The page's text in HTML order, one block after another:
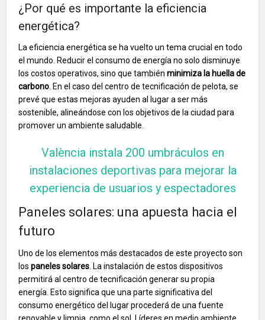
¿Por qué es importante la eficiencia
energética?
La eficiencia energética se ha vuelto un tema crucial en todo
el mundo. Reducir el consumo de energía no solo disminuye
los costos operativos, sino que tambiénminimiza la huella de
carbono . En el caso del centro de tecnificación de pelota, se
prevé que estas mejoras ayuden al lugar a ser más
sostenible, alineándose con los objetivos de la ciudad para
promover un ambiente saludable.
València instala 200 umbráculos en
instalaciones deportivas para mejorar la
experiencia de usuarios y espectadores
Paneles solares: una apuesta hacia el
futuro
Uno de los elementos más destacados de este proyecto son
lospaneles solares . La instalación de estos dispositivos
permitirá al centro de tecnificación generar su propia
energía. Esto significa que una parte significativa del
consumo energético del lugar procederá de una fuente